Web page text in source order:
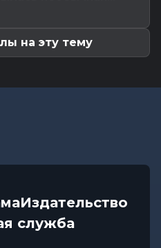
на эту тему
Издательство
служба